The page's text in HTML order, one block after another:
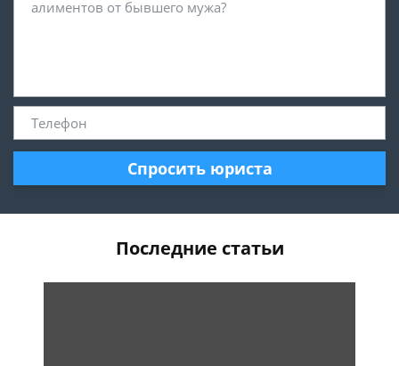
Спросить юриста
Последние статьи